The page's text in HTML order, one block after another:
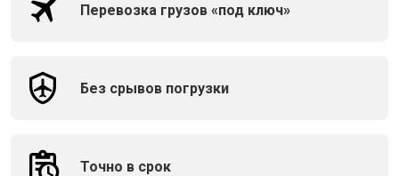
Перевозка грузов «под ключ»
Без срывов погрузки
Точно в срок